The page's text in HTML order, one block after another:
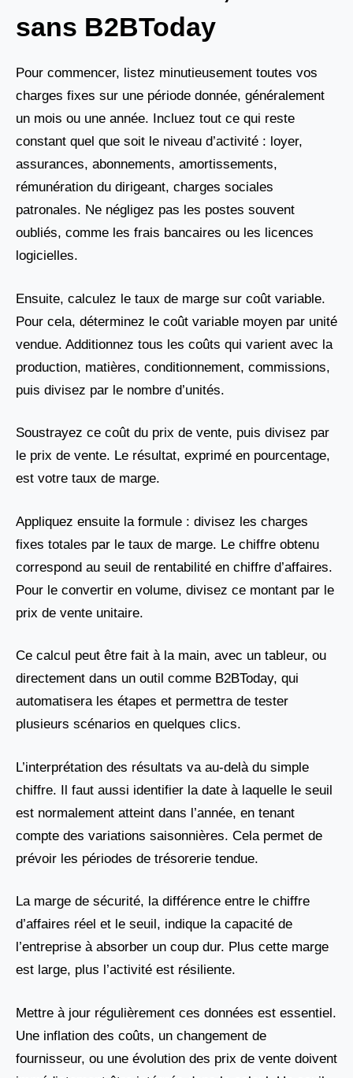
sans B2BToday
Pour commencer, listez minutieusement toutes vos
charges fixes sur une période donnée, généralement
un mois ou une année. Incluez tout ce qui reste
constant quel que soit le niveau d’activité : loyer,
assurances, abonnements, amortissements,
rémunération du dirigeant, charges sociales
patronales. Ne négligez pas les postes souvent
oubliés, comme les frais bancaires ou les licences
logicielles.
Ensuite, calculez le taux de marge sur coût variable.
Pour cela, déterminez le coût variable moyen par unité
vendue. Additionnez tous les coûts qui varient avec la
production, matières, conditionnement, commissions,
puis divisez par le nombre d’unités.
Soustrayez ce coût du prix de vente, puis divisez par
le prix de vente. Le résultat, exprimé en pourcentage,
est votre taux de marge.
Appliquez ensuite la formule : divisez les charges
fixes totales par le taux de marge. Le chiffre obtenu
correspond au seuil de rentabilité en chiffre d’affaires.
Pour le convertir en volume, divisez ce montant par le
prix de vente unitaire.
Ce calcul peut être fait à la main, avec un tableur, ou
directement dans un outil comme B2BToday, qui
automatisera les étapes et permettra de tester
plusieurs scénarios en quelques clics.
L’interprétation des résultats va au-delà du simple
chiffre. Il faut aussi identifier la date à laquelle le seuil
est normalement atteint dans l’année, en tenant
compte des variations saisonnières. Cela permet de
prévoir les périodes de trésorerie tendue.
La marge de sécurité, la différence entre le chiffre
d’affaires réel et le seuil, indique la capacité de
l’entreprise à absorber un coup dur. Plus cette marge
est large, plus l’activité est résiliente.
Mettre à jour régulièrement ces données est essentiel.
Une inflation des coûts, un changement de
fournisseur, ou une évolution des prix de vente doivent